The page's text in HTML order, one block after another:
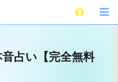
占い【完全無料